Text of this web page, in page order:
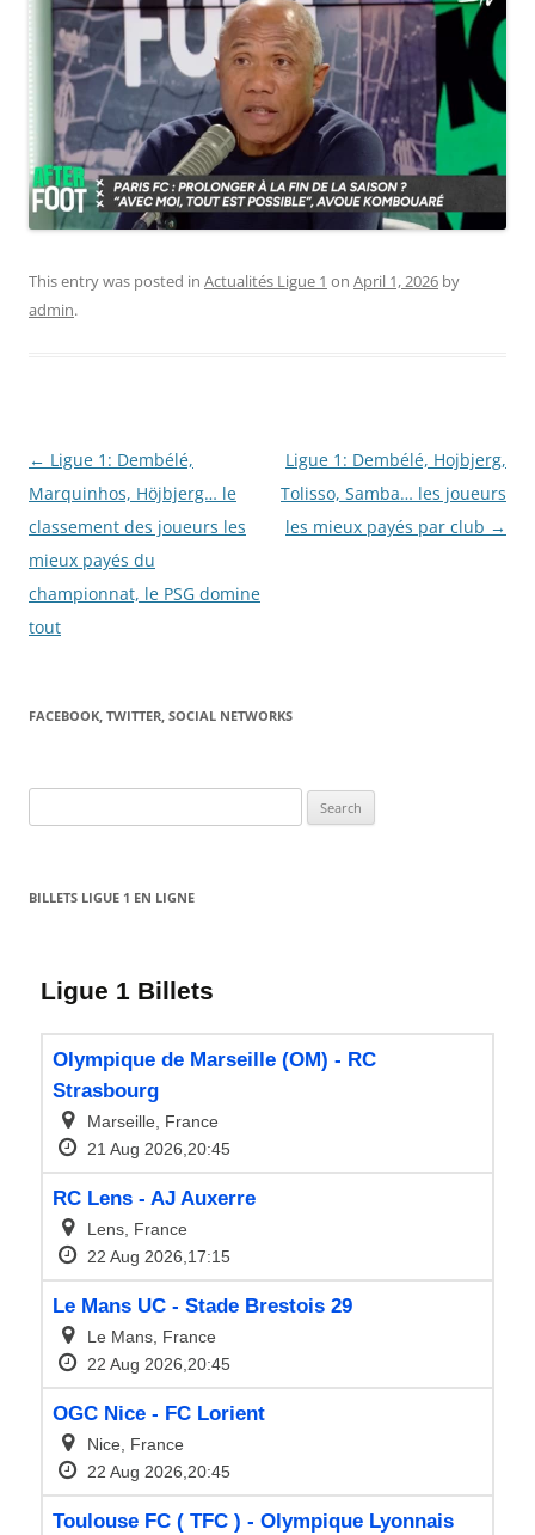
This entry was posted in Actualités Ligue 1 on April 1, 2026 by
admin.
Post
navigation
← Ligue 1: Dembélé,
Marquinhos, Höjbjerg… le
classement des joueurs les
mieux payés du
championnat, le PSG domine
tout
Ligue 1: Dembélé, Hojbjerg,
Tolisso, Samba… les joueurs
les mieux payés par club →
FACEBOOK, TWITTER, SOCIAL NETWORKS
for:
BILLETS LIGUE 1 EN LIGNE